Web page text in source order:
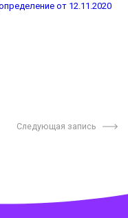
от 12.11.2020
Следующая запись